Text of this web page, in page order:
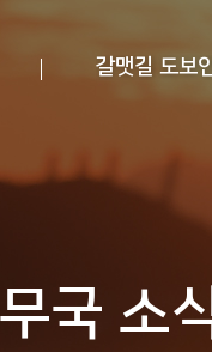
갈맷길 도보
국 소